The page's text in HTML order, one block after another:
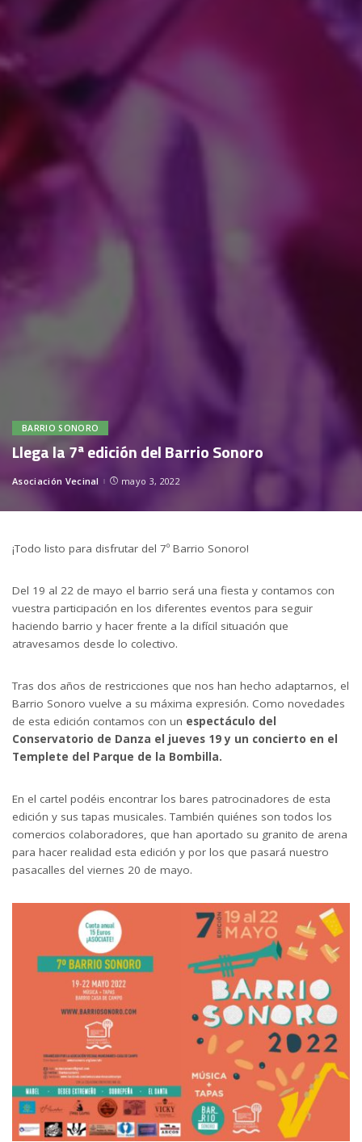
BARRIO SONORO
Llega la 7ª edición del Barrio Sonoro
Posted
Asociación Vecinal mayo 3, 2022
¡Todo listo para disfrutar del 7º Barrio Sonoro!
Del 19 al 22 de mayo el barrio será una fiesta y contamos con
vuestra participación en los diferentes eventos para seguir
haciendo barrio y hacer frente a la difícil situación que
atravesamos desde lo colectivo.
Tras dos años de restricciones que nos han hecho adaptarnos, el
Barrio Sonoro vuelve a su máxima expresión. Como novedades
de esta edición contamos con un espectáculo del
Conservatorio de Danza el jueves 19 y un concierto en el
Templete del Parque de la Bombilla.
En el cartel podéis encontrar los bares patrocinadores de esta
edición y sus tapas musicales. También quiénes son todos los
comercios colaboradores, que han aportado su granito de arena
para hacer realidad esta edición y por los que pasará nuestro
pasacalles del viernes 20 de mayo.